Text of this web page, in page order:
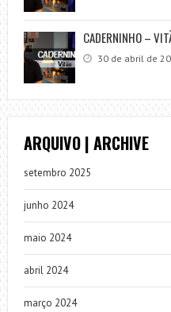
CADERNINHO –
30 de abril de
ARQUIVO | ARCHIVE
setembro 2025
junho 2024
maio 2024
abril 2024
março 2024